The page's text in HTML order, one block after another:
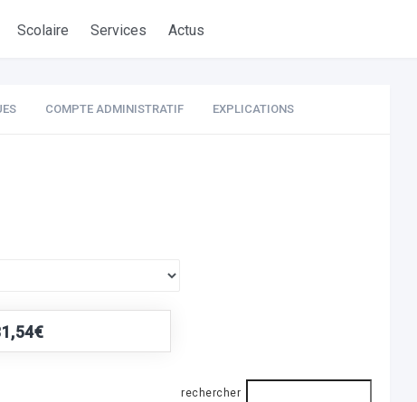
Scolaire Services Actus
COMPTE ADMINISTRATIF EXPLICATIONS
rechercher